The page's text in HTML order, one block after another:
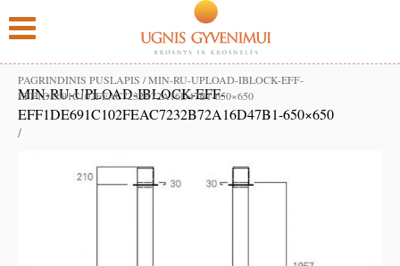
PAGRINDINIS PUSLAPIS /MIN-RU-UPLOAD-IBLOCK-EFF-
EFF1DE691C102FEAC7232B72A16D47B1-650×650
MIN-RU-UPLOAD-IBLOCK-EFF-
EFF1DE691C102FEAC7232B72A16D47B1-650×650
/